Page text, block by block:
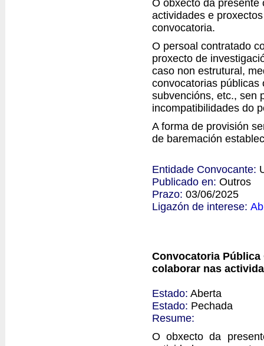
O obxecto da presente
actividades e
convocatoria.
O persoal contratado
proxecto de
caso non estrutural,
convocatorias públicas
subvencións, etc., sen
incompatibilidades do
A forma de provisión
de baremación
Entidade Convocante:
Publicado en: Outros
Prazo: 03/06/2025
Ligazón de interese:
Convocatoria Pública
colaborar nas
Estado: Aberta
Estado: Pechada
Resume:
O obxecto da